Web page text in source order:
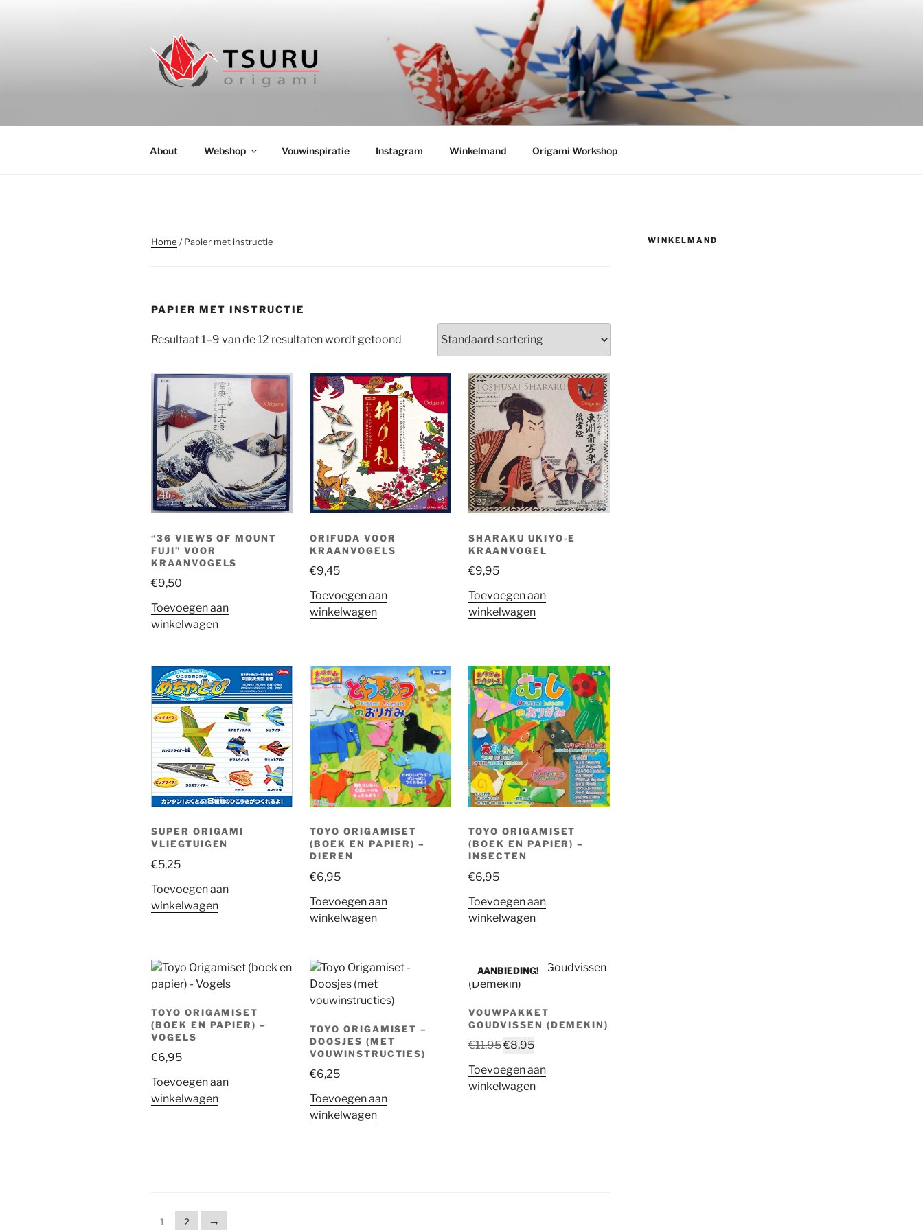
ORIGAMIWINKEL TSURU
About Webshop Vouwinspiratie Instagram Winkelmand Origami Workshop
Home / Papier met instructie
PAPIER MET INSTRUCTIE
Resultaat 1–9 van de 12 resultaten wordt getoond
“36 VIEWS OF MOUNT
FUJI” VOOR
KRAANVOGELS
€9,50
Toevoegen aan
winkelwagen
ORIFUDA VOOR
KRAANVOGELS
€9,45
Toevoegen aan
winkelwagen
SHARAKU UKIYO-E
KRAANVOGEL
€9,95
Toevoegen aan
winkelwagen
SUPER ORIGAMI
VLIEGTUIGEN
€5,25
Toevoegen aan
winkelwagen
TOYO ORIGAMISET
(BOEK EN PAPIER) –
DIEREN
€6,95
Toevoegen aan
winkelwagen
TOYO ORIGAMISET
(BOEK EN PAPIER) –
INSECTEN
€6,95
Toevoegen aan
winkelwagen
TOYO ORIGAMISET
(BOEK EN PAPIER) –
VOGELS
€6,95
Toevoegen aan
winkelwagen
TOYO ORIGAMISET –
DOOSJES (MET
VOUWINSTRUCTIES)
€6,25
Toevoegen aan
winkelwagen
AANBIEDING!
VOUWPAKKET
GOUDVISSEN (DEMEKIN)
€11,95Oorspronkelijke
was:
€11,95.
€8,95Huidige
is:
€8,95.
Toevoegen aan
winkelwagen
1 2 →
WINKELMAND